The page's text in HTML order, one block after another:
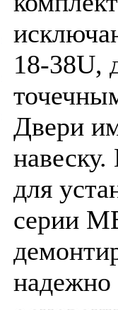
18-38U,
Двери
для
серии
надежно